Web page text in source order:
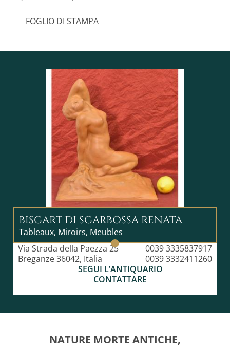
FOGLIO DI STAMPA
BISGART DI SGARBOSSA RENATA
Tableaux, Miroirs, Meubles
Via Strada della Paezza 25
Breganze 36042, Italia
0039 3335837917
0039 3332411260
SEGUI L’ANTIQUARIO
CONTATTARE
NATURE MORTE ANTICHE,